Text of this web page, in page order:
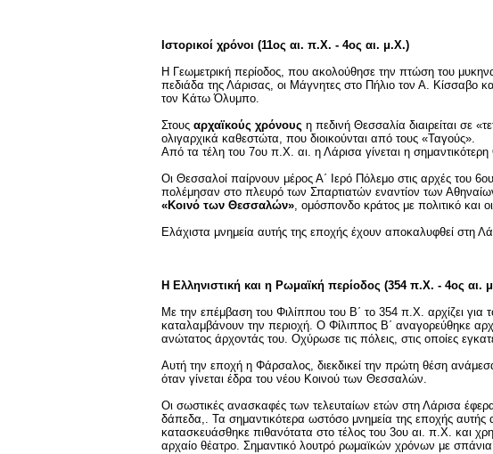
Ιστορικοί χρόνοι (11ος αι. π.Χ. - 4ος αι. μ.Χ.)
Η Γεωμετρική περίοδος, που ακολούθησε την πτώση του
πεδιάδα της Λάρισας, οι Μάγνητες στο Πήλιο τον Α. Κίσσαβο
τον Κάτω Όλυμπο.
Στους αρχαϊκούς χρόνους η πεδινή Θεσσαλία διαιρείται σε
ολιγαρχικά καθεστώτα, που διοικούνται από τους «Ταγούς».
Από τα τέλη του 7ου π.Χ. αι. η Λάρισα γίνεται η
Οι Θεσσαλοί παίρνουν μέρος Α΄ Ιερό Πόλεμο στις αρχές του
πολέμησαν στο πλευρό των Σπαρτιατών εναντίον των
«Κοινό των Θεσσαλών», ομόσπονδο κράτος με πολιτικό και
Ελάχιστα μνημεία αυτής της εποχής έχουν αποκαλυφθεί
Η Ελληνιστική και η Ρωμαϊκή περίοδος (354 π.Χ. - 4ος αι.
Με την επέμβαση του Φιλίππου του Β΄ το 354 π.Χ. αρχίζει για
καταλαμβάνουν την περιοχή. Ο Φίλιππος Β΄ αναγορεύθηκε
ανώτατος άρχοντάς του. Οχύρωσε τις πόλεις, στις οποίες
Αυτή την εποχή η Φάρσαλος, διεκδικεί την πρώτη θέση
όταν γίνεται έδρα του νέου Κοινού των Θεσσαλών.
Οι σωστικές ανασκαφές των τελευταίων ετών στη Λάρισα
δάπεδα,. Τα σημαντικότερα ωστόσο μνημεία της εποχής αυτής
κατασκευάσθηκε πιθανότατα στο τέλος του 3ου αι. π.Χ. και
αρχαίο θέατρο. Σημαντικό λουτρό ρωμαϊκών χρόνων με